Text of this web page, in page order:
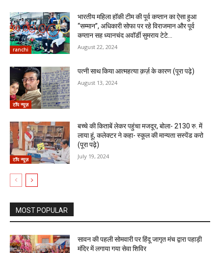
ranchi
भारतीय महिला हॉकी टीम की पूर्व कप्तान का ऐसा हुआ
“सम्मान”, अधिकारी सोफा पर रहे विराजमान और पूर्व
कप्तान सह ध्यानचंद अवॉर्डी सुमराय टेटे...
August 22, 2024
टॉप न्यूज़
पत्नी साथ किया आत्महत्या क़र्ज़ के कारण (पूरा पढ़े)
August 13, 2024
टॉप न्यूज़
बच्चे की किताबें लेकर पहुंचा मजदूर, बोला- 2130 रु. में
लाया हूं, कलेक्टर ने कहा- स्कूल की मान्यता सस्पेंड करो
(पूरा पढ़े)
July 19, 2024
MOST POPULAR
सावन की पहली सोमवारी पर हिंदू जागृत मंच द्वारा पहाड़ी
मंदिर में लगाया गया सेवा शिविर